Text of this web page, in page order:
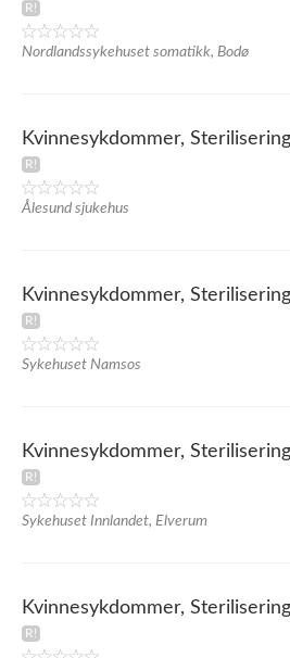
Nordlandssykehuset somatikk, Bodø
Kvinnesykdommer,
Ålesund sjukehus
Kvinnesykdommer,
Sykehuset Namsos
Kvinnesykdommer,
Sykehuset Innlandet, Elverum
Kvinnesykdommer,